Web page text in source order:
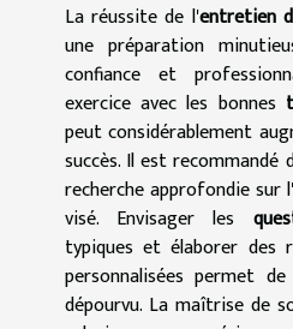
La réussite de l'entretien
une préparation
confiance et
exercice avec les bonnes
peut considérablement
succès. Il est recommandé
recherche approfondie
visé. Envisager les
typiques et élaborer des
personnalisées permet
dépourvu. La maîtrise de